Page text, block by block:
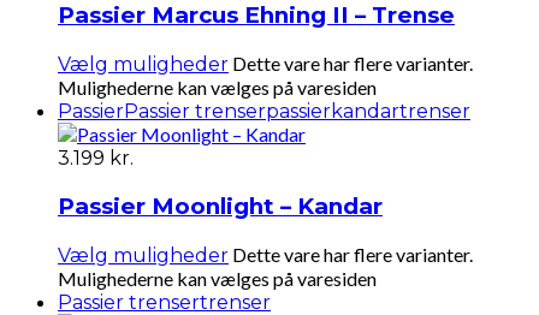
Passier Marcus Ehning II – Trense
Vælg muligheder Dette vare har flere varianter.
Mulighederne kan vælges på varesiden
PassierPassier trenserpassierkandartrenser
3.199 kr.
Passier Moonlight – Kandar
Vælg muligheder Dette vare har flere varianter.
Mulighederne kan vælges på varesiden
Passier trensertrenser